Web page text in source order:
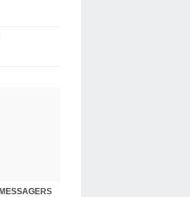
USA - DR KORY : LA LICENCE DE SOIGNER OU RESPECTER LE SERMENT D'HIPPOCRATE CONTRE VENTS ET MARÉES